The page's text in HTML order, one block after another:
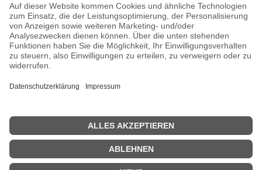
Hinweis: Gravuren sind aufgrund von Urlaub erst wieder ab dem
Ratgeber
Geburtssteine
Gravur – Schriften & Hinweise
©2026 Munich Jewels® - alle Rechte vorbehalten.